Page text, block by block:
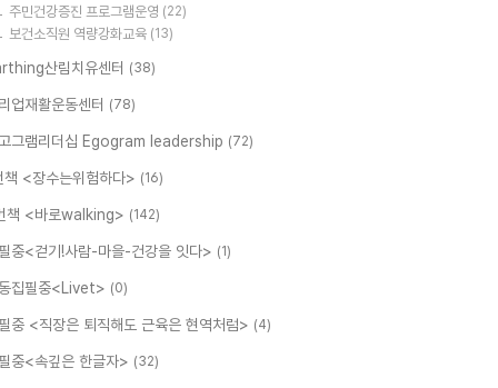
주민건강증진 프로그램운영 (22)
보건소직원 역량강화교육 (13)
산림치유센터 (38)
업재활운동센터 (78)
그램리더십 Egogram leadership (72)
책 <장수는위험하다> (16)
책 <바로walking> (142)
중<걷기!사람-마을-건강을 잇다> (1)
집필중<Livet> (0)
중 <직장은 퇴직해도 근육은 현역처럼> (4)
중<속깊은 한글자> (32)